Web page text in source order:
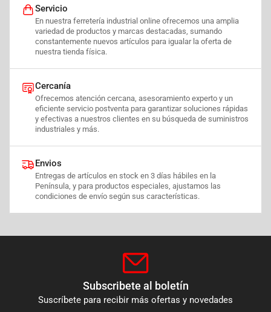
Servicio
En nuestra ferretería industrial online ofrecemos una amplia
variedad de productos y marcas destacadas, sumando
constantemente nuevos artículos para igualar la oferta de
nuestra tienda física.
Cercanía
Ofrecemos atención cercana, asesoramiento experto y un
eficiente servicio postventa para garantizar soluciones rápidas
y efectivas a nuestros clientes en su búsqueda de suministros
industriales y más.
Envios
Entregas de artículos en stock en 3 días hábiles en la
Península, y para productos especiales, ajustamos las
condiciones de envío según sus características.
Subscribete al boletín
Suscríbete para recibir más ofertas y novedades